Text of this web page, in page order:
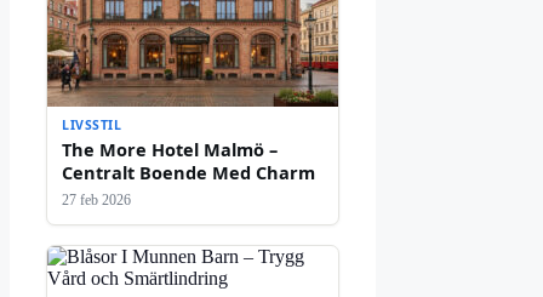
LIVSSTIL
The More Hotel Malmö –
Centralt Boende Med Charm
27 feb 2026